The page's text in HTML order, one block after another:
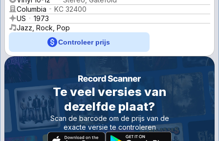
Columbia
KC 32400
US
1973
Jazz, Rock, Pop
Controleer prijs
Te veel versies van
dezelfde plaat?
Scan de barcode om de prijs van de
exacte versie te controleren